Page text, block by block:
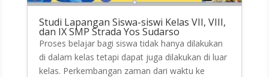
Studi Lapangan Siswa-siswi Kelas VII, VIII,
dan IX SMP Strada Yos Sudarso
Proses belajar bagi siswa tidak hanya dilakukan
di dalam kelas tetapi dapat juga dilakukan di luar
kelas. Perkembangan zaman dari waktu ke